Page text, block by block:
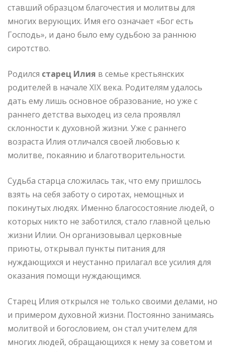
ставший образцом благочестия и молитвы для
многих верующих. Имя его означает «Бог есть
Господь», и дано было ему судьбою за раннюю
сиротство.
Родился старец Илия в семье крестьянских
родителей в начале XIX века. Родителям удалось
дать ему лишь основное образование, но уже с
раннего детства выходец из села проявлял
склонности к духовной жизни. Уже с раннего
возраста Илия отличался своей любовью к
молитве, покаянию и благотворительности.
Судьба старца сложилась так, что ему пришлось
взять на себя заботу о сиротах, немощных и
покинутых людях. Именно благосостояние людей, о
которых никто не заботился, стало главной целью
жизни Илии. Он организовывал церковные
приюты, открывал пункты питания для
нуждающихся и неустанно прилагал все усилия для
оказания помощи нуждающимся.
Старец Илия открылся не только своими делами, но
и примером духовной жизни. Постоянно занимаясь
молитвой и богословием, он стал учителем для
многих людей, обращающихся к нему за советом и